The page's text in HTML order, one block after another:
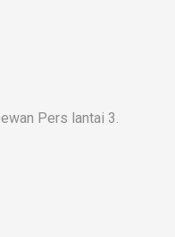
Pers lantai 3.